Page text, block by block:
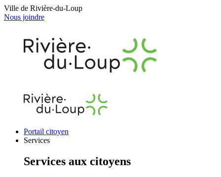
Ville de Rivière-du-Loup
Nous joindre
Portail citoyen
Services
Services aux citoyens